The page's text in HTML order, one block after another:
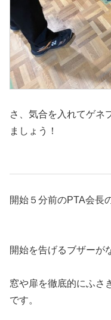
さ、気合を入れてゲネ
ましょう！
開始５分前のPTA会長
開始を告げるブザーが
窓や扉を徹底的にふさ
です。